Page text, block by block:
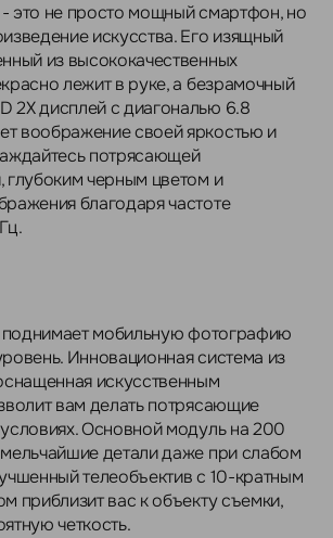
это не просто мощный смартфон, но
искусства. Его изящный
из высококачественных
лежит в руке, а безрамочный
2X дисплей с диагональю 6.8
воображение своей яркостью и
потрясающей
глубоким черным цветом и
благодаря частоте
мобильную фотографию
Инновационная система из
искусственным
вам делать потрясающие
Основной модуль на 200
детали даже при слабом
телеобъектив с 10-кратным
приблизит вас к объекту съемки,
четкость.